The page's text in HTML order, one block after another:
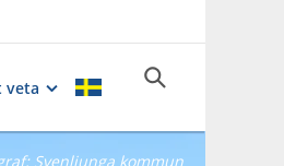
veta
Svenljunga kommun